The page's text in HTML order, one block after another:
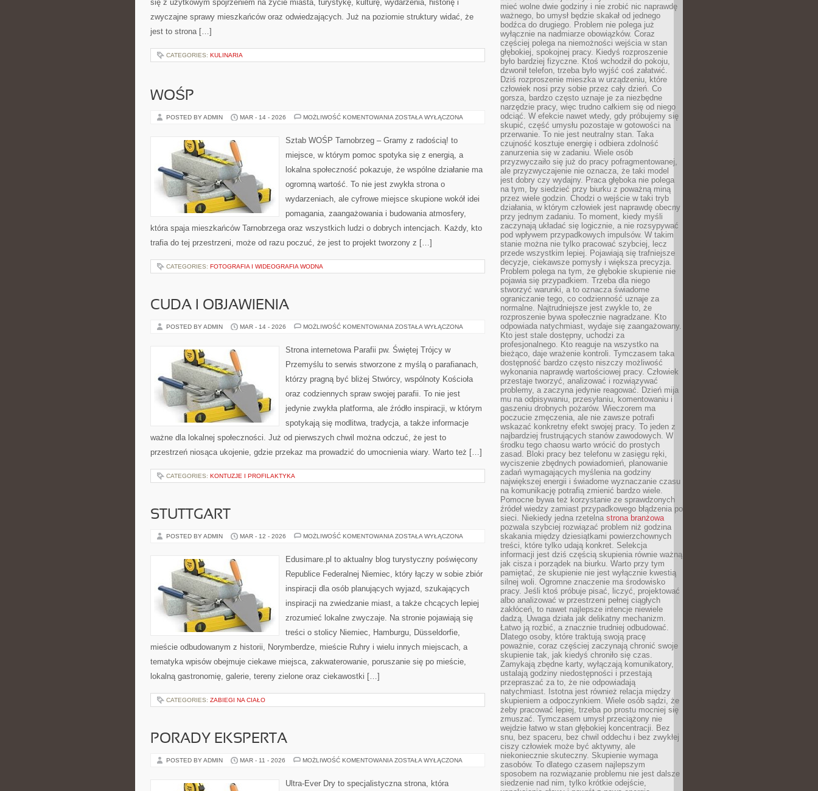
się z użytkowym spojrzeniem na życie miasta, turystykę, kulturę, wydarzenia, historię i
zwyczajne sprawy mieszkańców oraz odwiedzających. Już na poziomie struktury widać, że
jest to strona […]
CATEGORIES: KULINARIA
WOŚP
POSTED BY ADMIN MAR - 14 - 2026 MOŻLIWOŚĆ KOMENTOWANIA WOŚP
ZOSTAŁA WYŁĄCZONA
Sztab WOŚP Tarnobrzeg – Gramy z radością! to
miejsce, w którym pomoc spotyka się z energią, a
lokalna społeczność pokazuje, że wspólne działanie ma
ogromną wartość. To nie jest zwykła strona o
wydarzeniach, ale cyfrowe miejsce skupione wokół idei
pomagania, zaangażowania i budowania atmosfery,
która spaja mieszkańców Tarnobrzega oraz wszystkich ludzi o dobrych intencjach. Każdy, kto
trafia do tej przestrzeni, może od razu poczuć, że jest to projekt tworzony z […]
CATEGORIES: FOTOGRAFIA I WIDEOGRAFIA WODNA
CUDA I OBJAWIENIA
POSTED BY ADMIN MAR - 14 - 2026 MOŻLIWOŚĆ KOMENTOWANIA CUDA
ZOSTAŁA WYŁĄCZONA
Strona internetowa Parafii pw. Świętej Trójcy w
Przemyślu to serwis stworzone z myślą o parafianach,
którzy pragną być bliżej Stwórcy, wspólnoty Kościoła
oraz codziennych spraw swojej parafii. To nie jest
jedynie zwykła platforma, ale źródło inspiracji, w którym
spotykają się modlitwa, tradycja, a także informacje
ważne dla lokalnej społeczności. Już od pierwszych chwil można odczuć, że jest to
przestrzeń niosąca ukojenie, gdzie przekaz ma prowadzić do umocnienia wiary. Warto też […]
CATEGORIES: KONTUZJE I PROFILAKTYKA
STUTTGART
POSTED BY ADMIN MAR - 12 - 2026 MOŻLIWOŚĆ KOMENTOWANIA STUTTGART
ZOSTAŁA WYŁĄCZONA
Edusimare.pl to aktualny blog turystyczny poświęcony
Republice Federalnej Niemiec, który łączy w sobie zbiór
inspiracji dla osób planujących wyjazd, szukających
inspiracji na zwiedzanie miast, a także chcących lepiej
zrozumieć lokalne zwyczaje. Na stronie pojawiają się
treści o stolicy Niemiec, Hamburgu, Düsseldorfie,
mieście odbudowanym z historii, Norymberdze, mieście Ruhry i wielu innych miejscach, a
tematyka wpisów obejmuje ciekawe miejsca, zakwaterowanie, poruszanie się po mieście,
lokalną gastronomię, galerie, tereny zielone oraz ciekawostki […]
CATEGORIES: ZABIEGI NA CIAŁO
PORADY EKSPERTA
POSTED BY ADMIN MAR - 11 - 2026 MOŻLIWOŚĆ KOMENTOWANIA PORADY
ZOSTAŁA WYŁĄCZONA
Ultra-Ever Dry to specjalistyczna strona, która
mieć wolne dwie godziny i nie zrobić nic naprawdę
ważnego, bo umysł będzie skakał od jednego
bodźca do drugiego. Problem nie polega już
wyłącznie na nadmiarze obowiązków. Coraz
częściej polega na niemożności wejścia w stan
głębokiej, spokojnej pracy. Kiedyś rozproszenie
było bardziej fizyczne. Ktoś wchodził do pokoju,
dzwonił telefon, trzeba było wyjść coś załatwić.
Dziś rozproszenie mieszka w urządzeniu, które
człowiek nosi przy sobie przez cały dzień. Co
gorsza, bardzo często uznaje je za niezbędne
narzędzie pracy, więc trudno całkiem się od niego
odciąć. W efekcie nawet wtedy, gdy próbujemy się
skupić, część umysłu pozostaje w gotowości na
przerwanie. To nie jest neutralny stan. Taka
czujność kosztuje energię i odbiera zdolność
zanurzenia się w zadaniu. Wiele osób
przyzwyczaiło się już do pracy pofragmentowanej,
ale przyzwyczajenie nie oznacza, że taki model
jest dobry czy wydajny. Praca głęboka nie polega
na tym, by siedzieć przy biurku z poważną miną
przez wiele godzin. Chodzi o wejście w taki tryb
działania, w którym człowiek jest naprawdę obecny
przy jednym zadaniu. To moment, kiedy myśli
zaczynają układać się logicznie, a nie rozsypywać
pod wpływem przypadkowych impulsów. W takim
stanie można nie tylko pracować szybciej, lecz
przede wszystkim lepiej. Pojawiają się trafniejsze
decyzje, ciekawsze pomysły i większa precyzja.
Problem polega na tym, że głębokie skupienie nie
pojawia się przypadkiem. Trzeba dla niego
stworzyć warunki, a to oznacza świadome
ograniczanie tego, co codzienność uznaje za
normalne. Najtrudniejsze jest zwykle to, że
rozproszenie bywa społecznie nagradzane. Kto
odpowiada natychmiast, wydaje się zaangażowany.
Kto jest stale dostępny, uchodzi za
profesjonalnego. Kto reaguje na wszystko na
bieżąco, daje wrażenie kontroli. Tymczasem taka
dostępność bardzo często niszczy możliwość
wykonania naprawdę wartościowej pracy. Człowiek
przestaje tworzyć, analizować i rozwiązywać
problemy, a zaczyna jedynie reagować. Dzień mija
mu na odpisywaniu, przesyłaniu, komentowaniu i
gaszeniu drobnych pożarów. Wieczorem ma
poczucie zmęczenia, ale nie zawsze potrafi
wskazać konkretny efekt swojej pracy. To jeden z
najbardziej frustrujących stanów zawodowych. W
środku tego chaosu warto wrócić do prostych
zasad. Bloki pracy bez telefonu w zasięgu ręki,
wyciszenie zbędnych powiadomień, planowanie
zadań wymagających myślenia na godziny
największej energii i świadome wyznaczanie czasu
na komunikację potrafią zmienić bardzo wiele.
Pomocne bywa też korzystanie ze sprawdzonych
źródeł wiedzy zamiast przypadkowego błądzenia po
sieci. Niekiedy jedna rzetelna strona branżowa
pozwala szybciej rozwiązać problem niż godzina
skakania między dziesiątkami powierzchownych
treści, które tylko udają konkret. Selekcja
informacji jest dziś częścią skupienia równie ważną
jak cisza i porządek na biurku. Warto przy tym
pamiętać, że skupienie nie jest wyłącznie kwestią
silnej woli. Ogromne znaczenie ma środowisko
pracy. Jeśli ktoś próbuje pisać, liczyć, projektować
albo analizować w przestrzeni pełnej ciągłych
zakłóceń, to nawet najlepsze intencje niewiele
dadzą. Uwaga działa jak delikatny mechanizm.
Łatwo ją rozbić, a znacznie trudniej odbudować.
Dlatego osoby, które traktują swoją pracę
poważnie, coraz częściej zaczynają chronić swoje
skupienie tak, jak kiedyś chroniło się czas.
Zamykają zbędne karty, wyłączają komunikatory,
ustalają godziny niedostępności i przestają
przepraszać za to, że nie odpowiadają
natychmiast. Istotna jest również relacja między
skupieniem a odpoczynkiem. Wiele osób sądzi, że
żeby pracować lepiej, trzeba po prostu mocniej się
zmuszać. Tymczasem umysł przeciążony nie
wejdzie łatwo w stan głębokiej koncentracji. Bez
snu, bez spaceru, bez chwil oddechu i bez zwykłej
ciszy człowiek może być aktywny, ale
niekoniecznie skuteczny. Skupienie wymaga
zasobów. To dlatego czasem najlepszym
sposobem na rozwiązanie problemu nie jest dalsze
siedzenie nad nim, tylko krótkie odejście,